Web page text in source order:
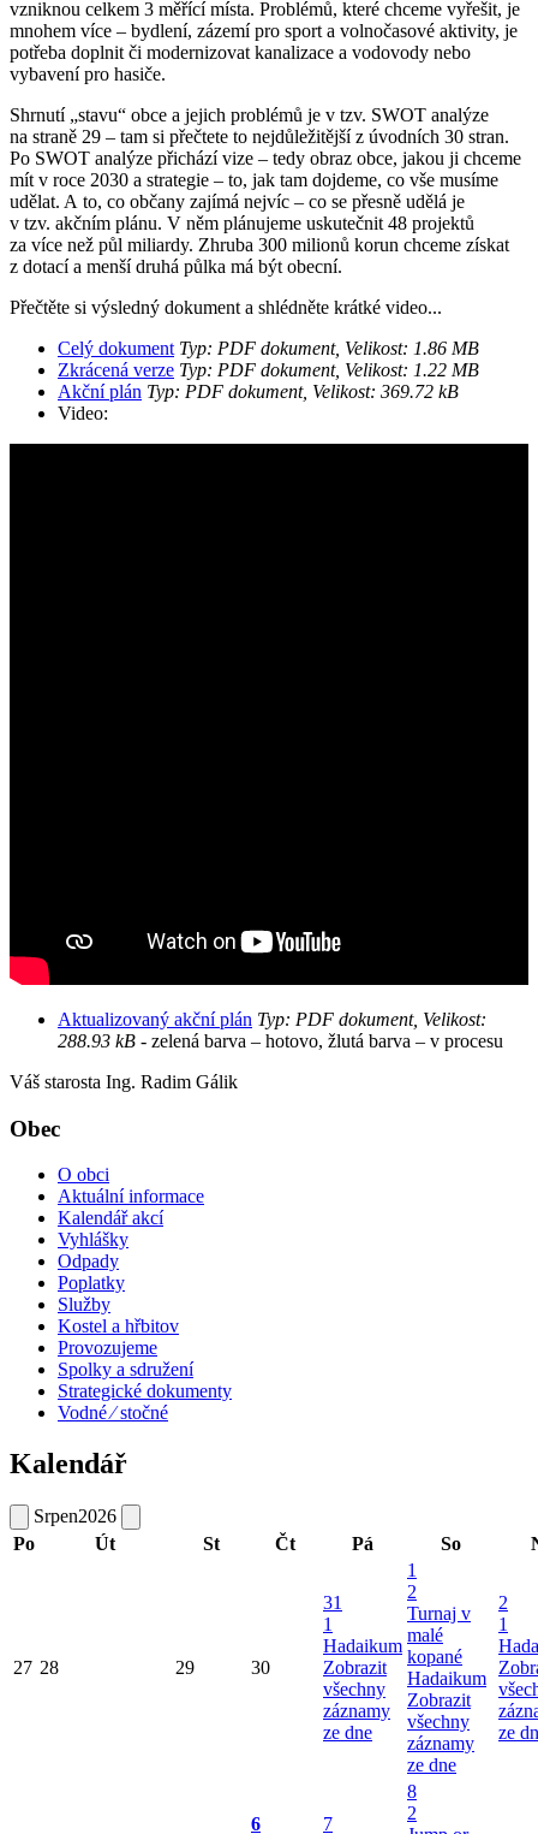
vzniknou celkem 3 měřící místa. Problémů, které chceme vyřešit, je
mnohem více – bydlení, zázemí pro sport a volnočasové aktivity, je
potřeba doplnit či modernizovat kanalizace a vodovody nebo
vybavení pro hasiče.
Shrnutí „stavu“ obce a jejich problémů je v tzv. SWOT analýze
na straně 29 – tam si přečtete to nejdůležitější z úvodních 30 stran.
Po SWOT analýze přichází vize – tedy obraz obce, jakou ji chceme
mít v roce 2030 a strategie – to, jak tam dojdeme, co vše musíme
udělat. A to, co občany zajímá nejvíc – co se přesně udělá je
v tzv. akčním plánu. V něm plánujeme uskutečnit 48 projektů
za více než půl miliardy. Zhruba 300 milionů korun chceme získat
z dotací a menší druhá půlka má být obecní.
Přečtěte si výsledný dokument a shlédněte krátké video...
Celý dokument Typ: PDF dokument, Velikost: 1.86 MB
Zkrácená verze Typ: PDF dokument, Velikost: 1.22 MB
Akční plán Typ: PDF dokument, Velikost: 369.72 kB
Video:
Aktualizovaný akční plán Typ: PDF dokument, Velikost:
288.93 kB - zelená barva – hotovo, žlutá barva – v procesu
Váš starosta Ing. Radim Gálik
Obec
O obci
Aktuální informace
Kalendář akcí
Vyhlášky
Odpady
Poplatky
Služby
Kostel a hřbitov
Provozujeme
Spolky a sdružení
Strategické dokumenty
Vodné ⁄ stočné
Kalendář
Srpen2026
Po
Út St Čt Pá So
27 28 29 30
31
1
Hadaikum
Zobrazit
všechny
záznamy
ze dne
1
2
Turnaj v
malé
kopané
Hadaikum
Zobrazit
všechny
záznamy
ze dne
2
1
ze
6
7
8
2